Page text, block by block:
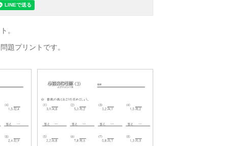
。
題プリントです。